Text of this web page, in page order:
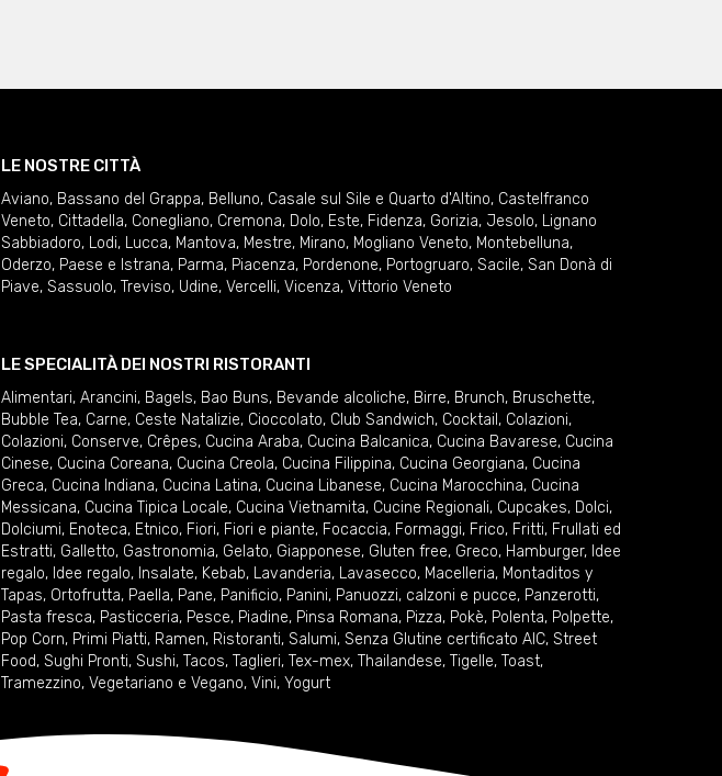
LE NOSTRE CITTÀ
Aviano, Bassano del Grappa, Belluno, Casale sul Sile e Quarto d'Altino, Castelfranco
Veneto, Cittadella, Conegliano, Cremona, Dolo, Este, Fidenza, Gorizia, Jesolo, Lignano
Sabbiadoro, Lodi, Lucca, Mantova, Mestre, Mirano, Mogliano Veneto, Montebelluna,
Oderzo, Paese e Istrana, Parma, Piacenza, Pordenone, Portogruaro, Sacile, San Donà di
Piave, Sassuolo, Treviso, Udine, Vercelli, Vicenza, Vittorio Veneto
LE SPECIALITÀ DEI NOSTRI RISTORANTI
Alimentari, Arancini, Bagels, Bao Buns, Bevande alcoliche, Birre, Brunch, Bruschette,
Bubble Tea, Carne, Ceste Natalizie, Cioccolato, Club Sandwich, Cocktail , Colazioni,
Colazioni, Conserve, Crêpes, Cucina Araba, Cucina Balcanica, Cucina Bavarese, Cucina
Cinese, Cucina Coreana, Cucina Creola, Cucina Filippina, Cucina Georgiana, Cucina
Greca, Cucina Indiana, Cucina Latina, Cucina Libanese, Cucina Marocchina, Cucina
Messicana, Cucina Tipica Locale, Cucina Vietnamita, Cucine Regionali, Cupcakes, Dolci,
Dolciumi, Enoteca, Etnico, Fiori, Fiori e piante, Focaccia, Formaggi, Frico, Fritti, Frullati ed
Estratti, Galletto, Gastronomia, Gelato, Giapponese, Gluten free, Greco, Hamburger, Idee
regalo, Idee regalo, Insalate, Kebab, Lavanderia, Lavasecco, Macelleria, Montaditos y
Tapas, Ortofrutta, Paella, Pane, Panificio, Panini, Panuozzi, calzoni e pucce, Panzerotti,
Pasta fresca, Pasticceria, Pesce, Piadine, Pinsa Romana, Pizza, Pokè, Polenta, Polpette,
Pop Corn, Primi Piatti, Ramen, Ristoranti, Salumi, Senza Glutine certificato AIC, Street
Food, Sughi Pronti, Sushi, Tacos, Taglieri, Tex-mex, Thailandese, Tigelle, Toast,
Tramezzino, Vegetariano e Vegano, Vini, Yogurt